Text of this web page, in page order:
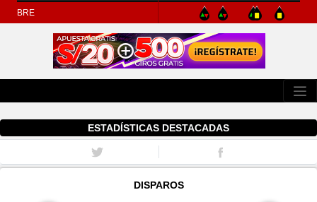
BRE
ESTADÍSTICAS DESTACADAS
DISPAROS